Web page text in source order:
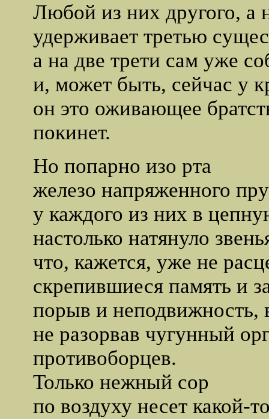
Любой из них другого, а
удерживает третью
а на две трети сам уже
и, может быть, сейчас у
он это оживающее
покинет.
Но попарно изо рта
железо напряженного
у каждого из них в
настолько натянуло
что, кажется, уже не
скрепившиеся память и
порыв и неподвижность,
не разорвав чугунный
противоборцев.
Только нежный сор
по воздуху несет какой-